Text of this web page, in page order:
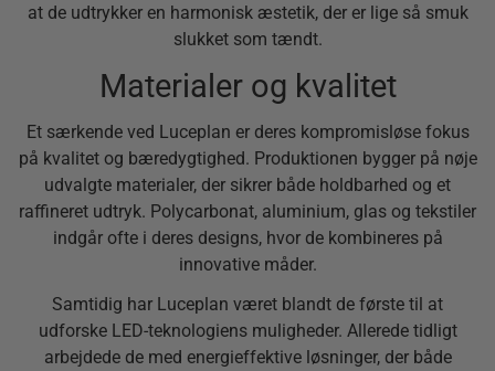
at de udtrykker en harmonisk æstetik, der er lige så smuk
slukket som tændt.
Materialer og kvalitet
Et særkende ved Luceplan er deres kompromisløse fokus
på kvalitet og bæredygtighed. Produktionen bygger på nøje
udvalgte materialer, der sikrer både holdbarhed og et
raffineret udtryk. Polycarbonat, aluminium, glas og tekstiler
indgår ofte i deres designs, hvor de kombineres på
innovative måder.
Samtidig har Luceplan været blandt de første til at
udforske LED-teknologiens muligheder. Allerede tidligt
arbejdede de med energieffektive løsninger, der både